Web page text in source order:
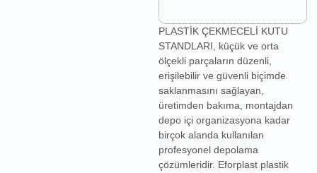
PLASTİK ÇEKMECELİ KUTU
STANDLARI, küçük ve orta
ölçekli parçaların düzenli,
erişilebilir ve güvenli biçimde
saklanmasını sağlayan,
üretimden bakıma, montajdan
depo içi organizasyona kadar
birçok alanda kullanılan
profesyonel depolama
çözümleridir. Eforplast plastik